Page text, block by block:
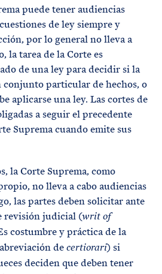
puede tener audiencias
de ley siempre y
por lo general no lleva a
la tarea de la Corte es
de una ley para decidir si la
conjunto particular de hechos, o
aplicarse una ley. Las cortes de
a seguir el precedente
Suprema cuando emite sus
la Corte Suprema, como
no lleva a cabo audiencias
las partes deben solicitar ante
revisión judicial (writ of
costumbre y práctica de la
de certiorari) si
deciden que deben tener